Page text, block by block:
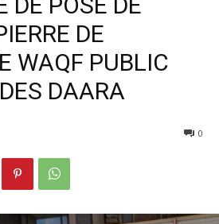
DE
WAQF PUBLIC
DAARA
0